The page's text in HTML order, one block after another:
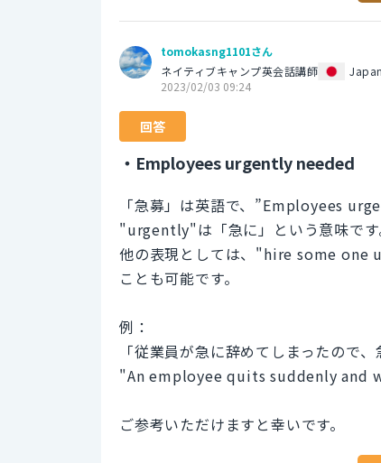
tomokasng1101さん
ネイティブキャンプ英会話講師
Japan
2023/02/03 09:24
回答
・Employees urgently needed
「急募」は英語で、”Employees
"urgently"は「急に」という意味です
他の表現としては、"hire some
ことも可能です。
例：
「従業員が急に辞めてしまったので、
"An employee quits suddenly and
ご参考いただけますと幸いです。